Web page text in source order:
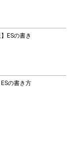
ESの書き
の書き方